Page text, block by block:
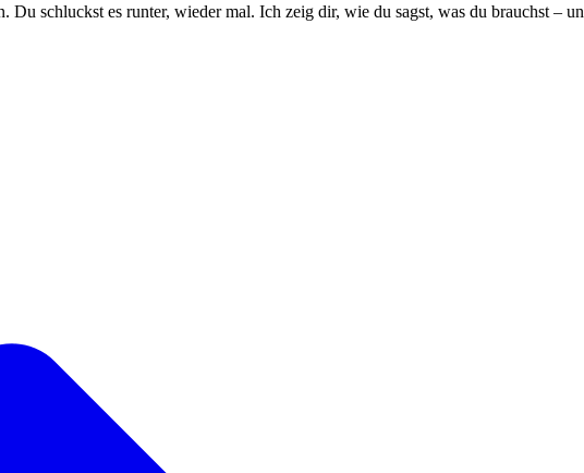
Du schluckst es runter, wieder mal. Ich zeig dir, wie du sagst, was du brauchst –